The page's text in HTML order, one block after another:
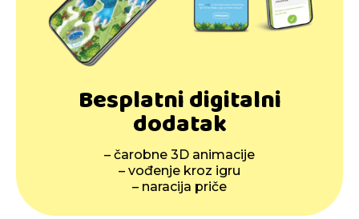
Besplatni digitalni
dodatak
– čarobne 3D animacije
– vođenje kroz igru
– naracija priče